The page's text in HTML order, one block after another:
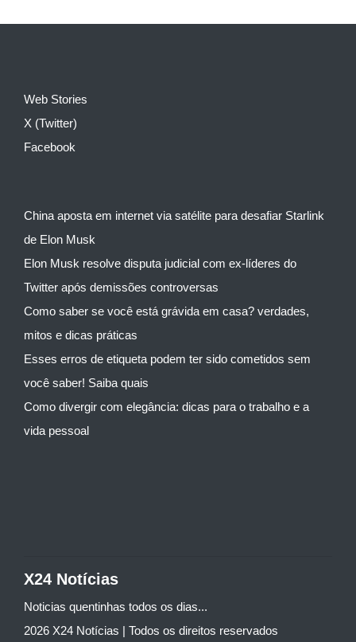
Web Stories
X (Twitter)
Facebook
China aposta em internet via satélite para desafiar Starlink
de Elon Musk
Elon Musk resolve disputa judicial com ex-líderes do
Twitter após demissões controversas
Como saber se você está grávida em casa? verdades,
mitos e dicas práticas
Esses erros de etiqueta podem ter sido cometidos sem
você saber! Saiba quais
Como divergir com elegância: dicas para o trabalho e a
vida pessoal
X24 Notícias
Noticias quentinhas todos os dias...
2026 X24 Notícias | Todos os direitos reservados